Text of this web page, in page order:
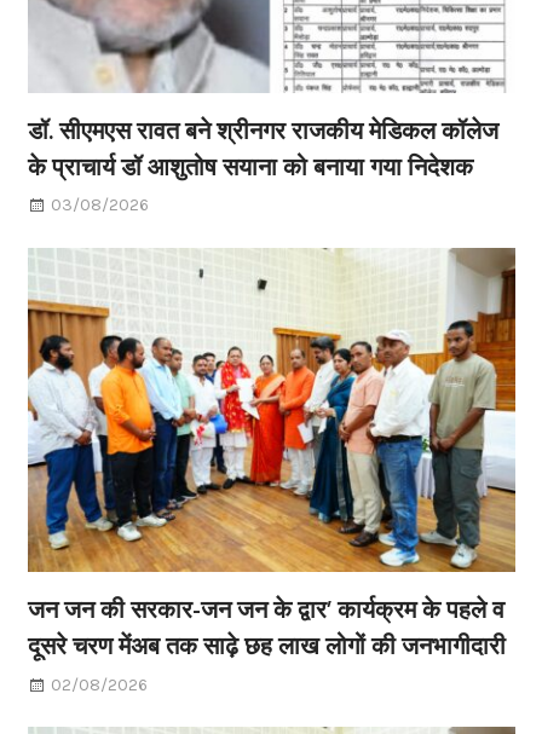
डॉ. सीएमएस रावत बने श्रीनगर राजकीय मेडिकल कॉलेज
के प्राचार्य डॉ आशुतोष सयाना को बनाया गया निदेशक
03/08/2026
जन जन की सरकार-जन जन के द्वार’ कार्यक्रम के पहले व
दूसरे चरण मेंअब तक साढ़े छह लाख लोगों की जनभागीदारी
02/08/2026